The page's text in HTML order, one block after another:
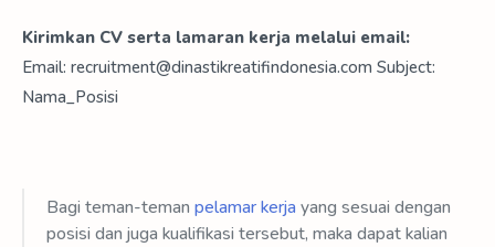
Kirimkan CV serta lamaran kerja melalui email:
Email: recruitment@dinastikreatifindonesia.com Subject:
Nama_Posisi
Bagi teman-teman pelamar kerja yang sesuai dengan
posisi dan juga kualifikasi tersebut, maka dapat kalian